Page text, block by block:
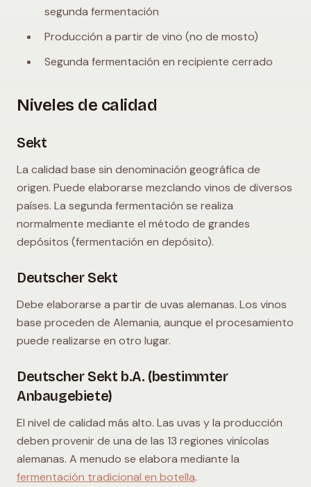
segunda fermentación
Producción a partir de vino (no de mosto)
Segunda fermentación en recipiente cerrado
Niveles de calidad
Sekt
La calidad base sin denominación geográfica de
origen. Puede elaborarse mezclando vinos de diversos
países. La segunda fermentación se realiza
normalmente mediante el método de grandes
depósitos (fermentación en depósito).
Deutscher Sekt
Debe elaborarse a partir de uvas alemanas. Los vinos
base proceden de Alemania, aunque el procesamiento
puede realizarse en otro lugar.
Deutscher Sekt b.A. (bestimmter
Anbaugebiete)
El nivel de calidad más alto. Las uvas y la producción
deben provenir de una de las 13 regiones vinícolas
alemanas. A menudo se elabora mediante la
fermentación tradicional en botella.